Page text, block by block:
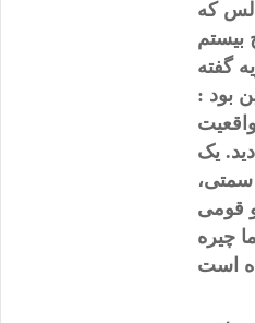
که
بیستم
گفته
بود :
واقعیت
یک
سمتی،
قومی
چیره